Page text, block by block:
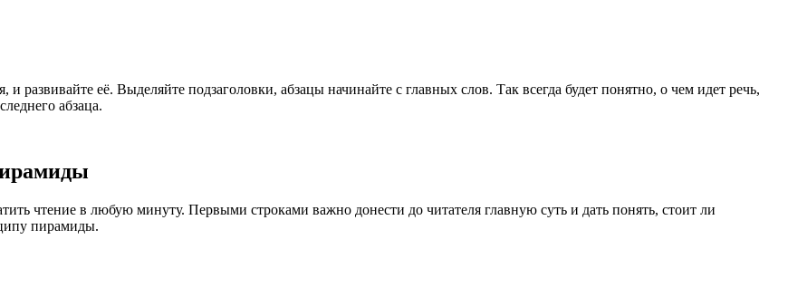
её. Выделяйте подзаголовки, абзацы начинайте с главных слов. Так всегда будет понятно, о чем идет речь,
абзаца.
чтение в любую минуту. Первыми строками важно донести до читателя главную суть и дать понять, стоит ли
пирамиды.